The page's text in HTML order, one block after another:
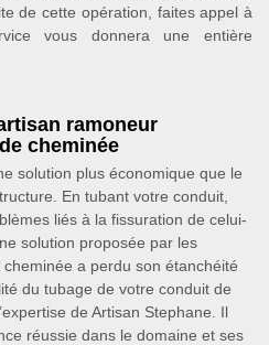
de cette opération, faites appel à
vous donnera une entière
ramoneur
cheminée
solution plus économique que le
En tubant votre conduit,
liés à la fissuration de celui-
solution proposée par les
a perdu son étanchéité
du tubage de votre conduit de
de Artisan Stephane. Il
réussie dans le domaine et ses